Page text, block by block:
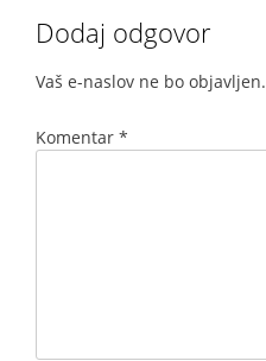
Dodaj odgovor
Vaš e-naslov ne bo objavljen.
Komentar *